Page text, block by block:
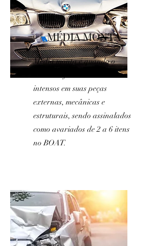
MÉDIA MONTA
Média monta é quando o
intensos em suas peças
externas, mecânicas e
estruturais, sendo assinalados
como avariados de 2 a 6 itens
no BOAT.